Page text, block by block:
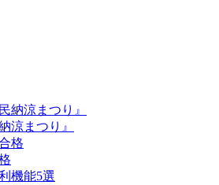
涼まつり』